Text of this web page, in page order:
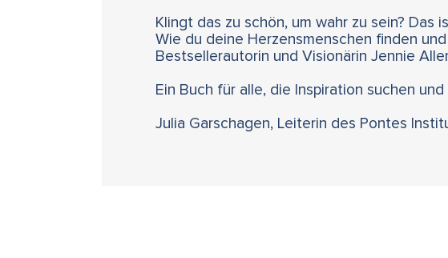
Klingt das zu schön, um wahr zu sein?
Wie du deine Herzensmenschen finden
Bestsellerautorin und Visionärin Jennie
Ein Buch für alle, die Inspiration suchen
Julia Garschagen, Leiterin des Pontes